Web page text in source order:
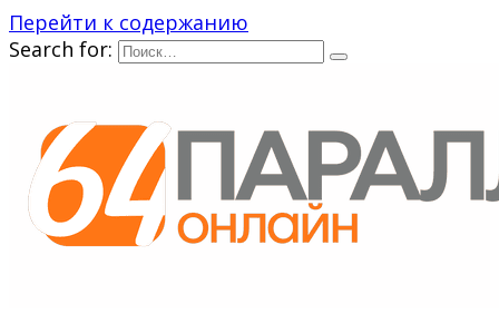
Перейти к содержанию
Search for: